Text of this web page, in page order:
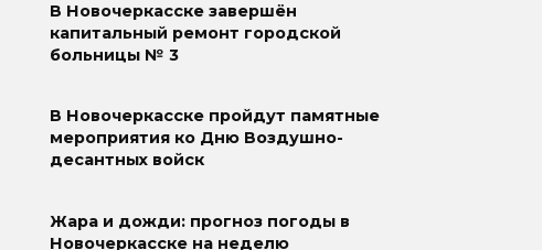
В Новочеркасске завершён
капитальный ремонт городской
больницы № 3
В Новочеркасске пройдут памятные
мероприятия ко Дню Воздушно-
десантных войск
Жара и дожди: прогноз погоды в
Новочеркасске на неделю